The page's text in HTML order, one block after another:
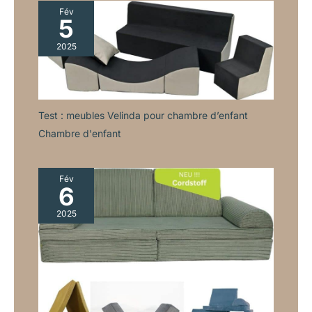
heures.
Fév
5
2025
Test : meubles Velinda pour chambre d’enfant
Chambre d'enfant
Fév
6
2025